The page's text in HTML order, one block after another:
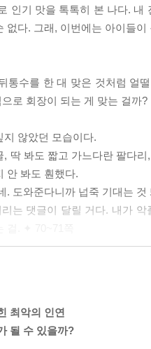
인기 맛을 톡톡히 본 나다.
없다. 그래, 이번에는 아이들
통수를 한 대 맞은 것처럼 얼
로 회장이 되는 게 맞는 걸까
지 않았던 모습이다.
, 딱 봐도 짧고 가느다란 팔다
안 봐도 훤했다.
. 도와준다니까 넙죽 기대는
는 댓글이 달릴 거다. 내가
었지만 지금이라도 진짜 내
다. 정말 수호가 가져갔는지
최악의 인연
될 수 있을까?